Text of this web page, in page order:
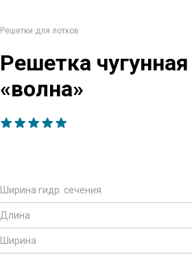
Решетки для лотков
Решетка
«волна»
Ширина гидр. сечения
Длина
Ширина